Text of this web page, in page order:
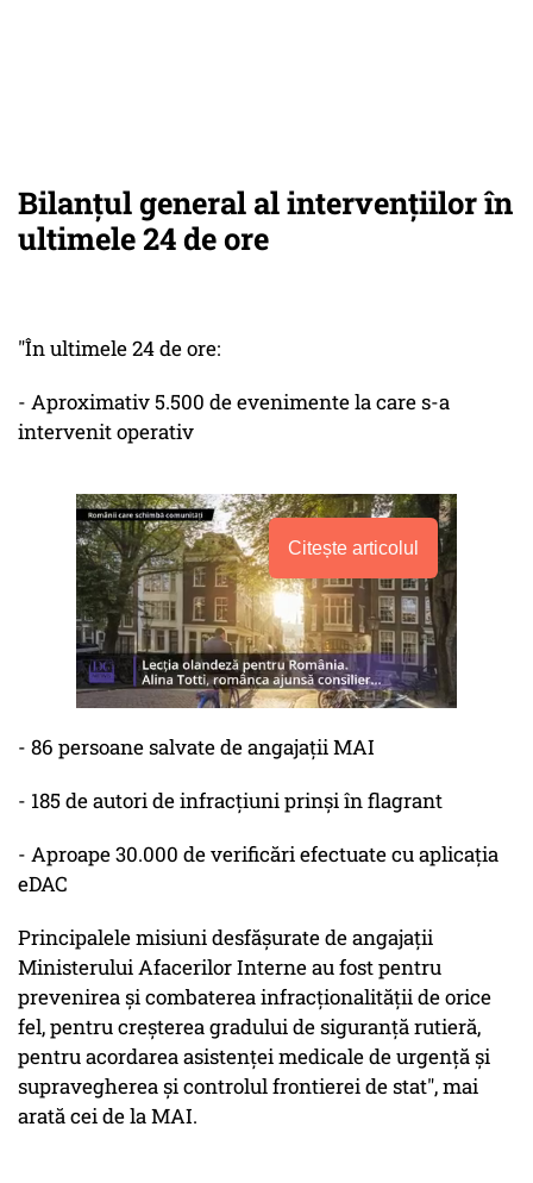
Bilanţul general al intervenţiilor în
ultimele 24 de ore
"În ultimele 24 de ore:
- Aproximativ 5.500 de evenimente la care s-a
intervenit operativ
Citește articolul
- 86 persoane salvate de angajații MAI
- 185 de autori de infracțiuni prinși în flagrant
- Aproape 30.000 de verificări efectuate cu aplicația
eDAC
Principalele misiuni desfășurate de angajații
Ministerului Afacerilor Interne au fost pentru
prevenirea și combaterea infracționalității de orice
fel, pentru creșterea gradului de siguranță rutieră,
pentru acordarea asistenței medicale de urgență şi
supravegherea și controlul frontierei de stat", mai
arată cei de la MAI.